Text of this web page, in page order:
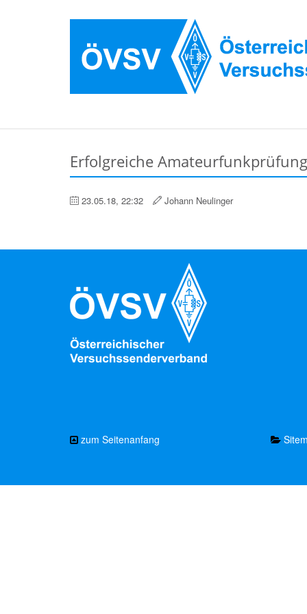
Erfolgreiche
23.05.18, 22:32 Johann Neulinger
zum Seitenanfang